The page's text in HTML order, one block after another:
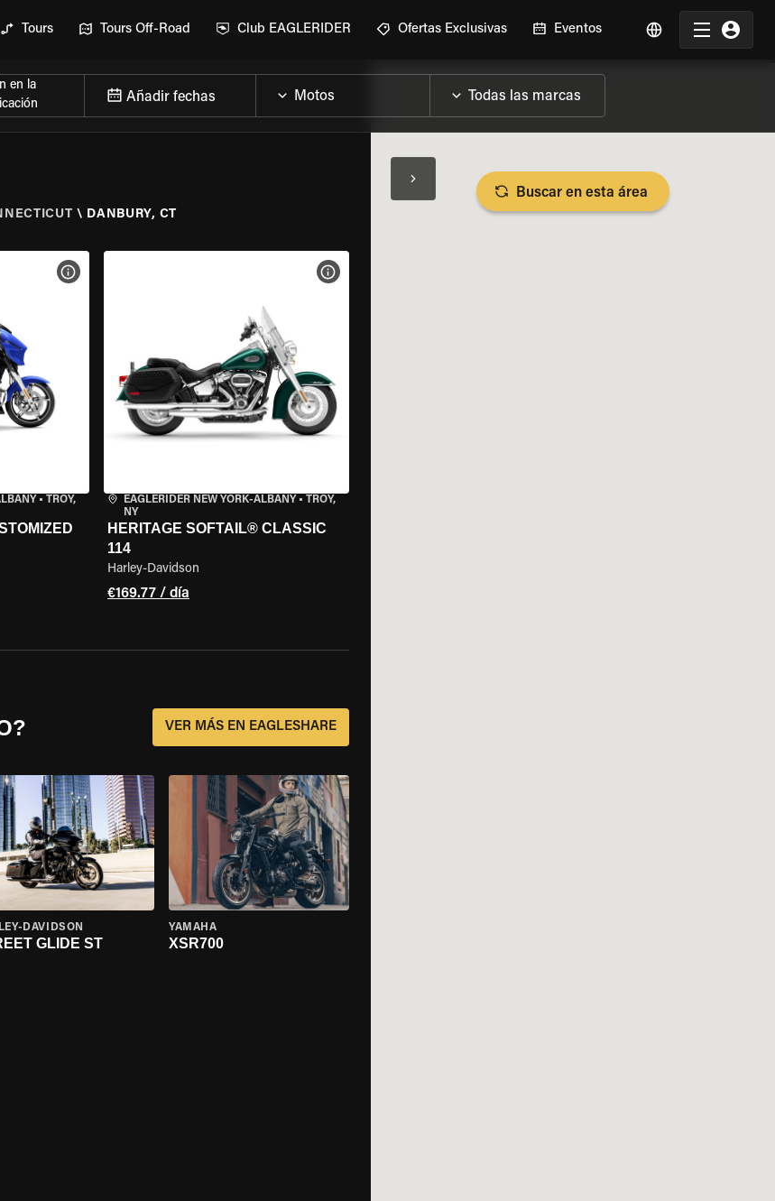
Tours Tours Off-Road Club EAGLERIDER Ofertas Exclusivas Eventos
en la
Añadir fechas
\ DANBURY, CT
• TROY,
VER ESPECIFICACIONES DE LA MOTO
EAGLERIDER NEW YORK-ALBANY• TROY,
NY
HERITAGE SOFTAIL® CLASSIC
114
Harley-Davidson
€169.77 / día
VER ESPECIFICACIONES DE LA MOTO
VER MÁS EN EAGLESHARE
DAVIDSON
GLIDE ST
YAMAHA
XSR700
Buscar en esta área